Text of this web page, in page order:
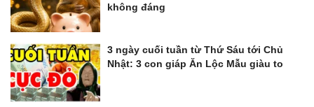
không đáng
3 ngày cuối tuần từ Thứ Sáu tới Chủ
Nhật: 3 con giáp Ăn Lộc Mẫu giàu to